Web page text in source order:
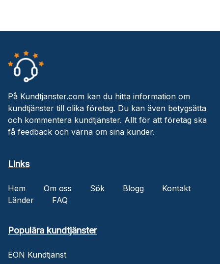
På Kundtjanster.com kan du hitta information om
kundtjänster till olika företag. Du kan även betygsätta
och kommentera kundtjänster. Allt för att företag ska
få feedback och värna om sina kunder.
Links
Hem Om oss Sök Blogg
Kontakt
Länder
FAQ
Populära kundtjänster
EON Kundtjänst